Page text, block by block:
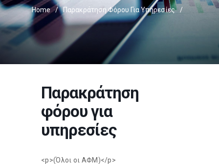
Home / Παρακράτηση Φόρου Για Υπηρεσίες /
Παρακράτηση
φόρου για
υπηρεσίες
<p>(Όλοι οι ΑΦΜ)</p>